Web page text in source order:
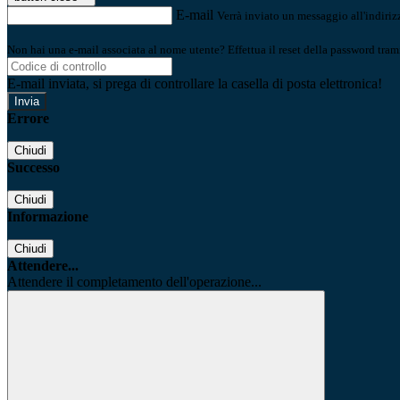
E-mail Verrà inviato un messaggio
Non hai una e-mail associata al nome utente? Effettua il reset della password
E-mail inviata, si prega di controllare la casella di posta elettronica!
Errore
Chiudi
Successo
Chiudi
Informazione
Chiudi
Attendere...
Attendere il completamento dell'operazione...